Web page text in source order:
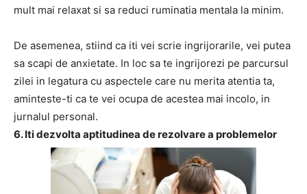
mult mai relaxat si sa reduci ruminatia mentala la minim.
De asemenea, stiind ca iti vei scrie ingrijorarile, vei putea
sa scapi de anxietate. In loc sa te ingrijorezi pe parcursul
zilei in legatura cu aspectele care nu merita atentia ta,
aminteste-ti ca te vei ocupa de acestea mai incolo, in
jurnalul personal.
6. Iti dezvolta aptitudinea de rezolvare a problemelor